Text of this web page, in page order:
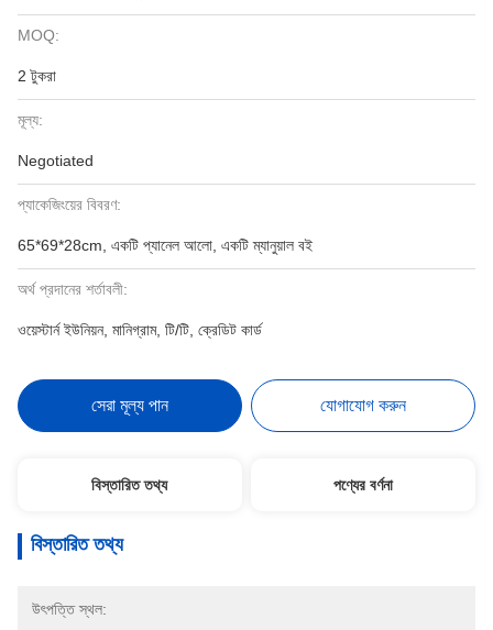
MOQ:
2 টুকরা
মূল্য:
Negotiated
প্যাকেজিংয়ের বিবরণ:
65*69*28cm, একটি প্যানেল আলো, একটি ম্যানুয়াল বই
অর্থ প্রদানের শর্তাবলী:
ওয়েস্টার্ন ইউনিয়ন, মানিগ্রাম, টি/টি, ক্রেডিট কার্ড
সেরা মূল্য পান যোগাযোগ করুন
বিস্তারিত তথ্য পণ্যের বর্ণনা
বিস্তারিত তথ্য
উৎপত্তি স্থল: